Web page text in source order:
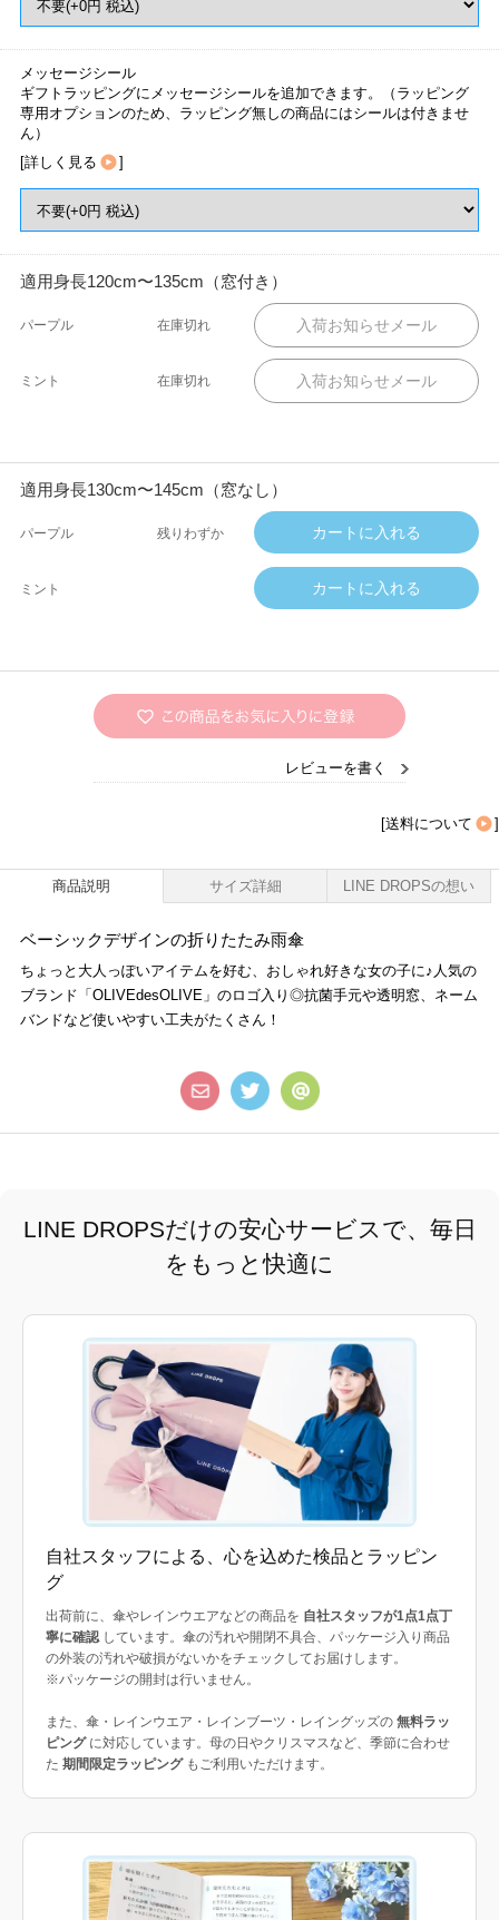
メッセージシール
ギフトラッピングにメッセージシールを追加できます。（ラッピング
専用オプションのため、ラッピング無しの商品にはシールは付きませ
ん）
[詳しく見る ]
適用身長120cm〜135cm（窓付き）
パープル 在庫切れ
ミント 在庫切れ
適用身長130cm〜145cm（窓なし）
パープル 残りわずか
ミント
レビューを書く
[送料について ]
商品説明 サイズ詳細 LINE DROPSの想い
ベーシックデザインの折りたたみ雨傘
ちょっと大人っぽいアイテムを好む、おしゃれ好きな女の子に♪人気の
ブランド「OLIVEdesOLIVE」のロゴ入り◎抗菌手元や透明窓、ネーム
バンドなど使いやすい工夫がたくさん！
LINE DROPSだけの安心サービスで、毎日
をもっと快適に
自社スタッフによる、心を込めた検品とラッピン
グ
出荷前に、傘やレインウエアなどの商品を 自社スタッフが1点1点丁
寧に確認しています。傘の汚れや開閉不具合、パッケージ入り商品
の外装の汚れや破損がないかをチェックしてお届けします。
※パッケージの開封は行いません。
また、傘・レインウエア・レインブーツ・レイングッズの 無料ラッ
ピングに対応しています。母の日やクリスマスなど、季節に合わせ
た 期間限定ラッピングもご利用いただけます。